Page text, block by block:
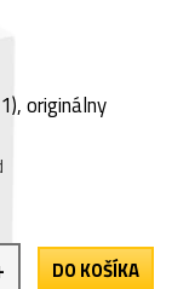
originálny
DO KOŠÍKA